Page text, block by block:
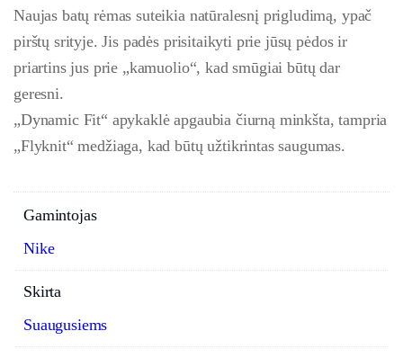
Naujas batų rėmas suteikia natūralesnį prigludimą, ypač
pirštų srityje. Jis padės prisitaikyti prie jūsų pėdos ir
priartins jus prie „kamuolio“, kad smūgiai būtų dar
geresni.
„Dynamic Fit“ apykaklė apgaubia čiurną minkšta, tampria
„Flyknit“ medžiaga, kad būtų užtikrintas saugumas.
Gamintojas
Nike
Skirta
Suaugusiems